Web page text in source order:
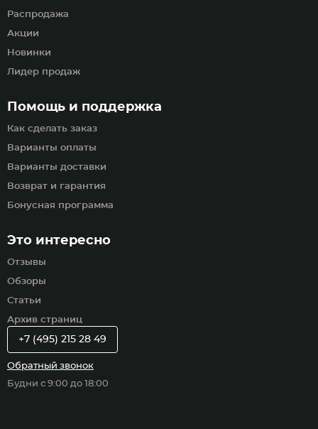
Помощь и поддержка
Как сделать заказ
Варианты оплаты
Варианты доставки
Возврат и гарантия
Бонусная программа
Распродажа
Акции
Новинки
Лидер продаж
Это интересно
Отзывы
Обзоры
Статьи
Архив страниц
+7 (495) 215 28 49
Обратный звонок
Будни с 9:00 до 18:00